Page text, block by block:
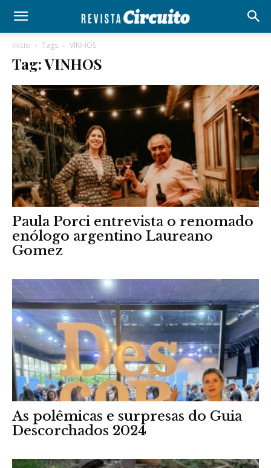
Início Tags VINHOS
Tag: VINHOS
Paula Porci entrevista o renomado
enólogo argentino Laureano
Gomez
As polêmicas e surpresas do Guia
Descorchados 2024